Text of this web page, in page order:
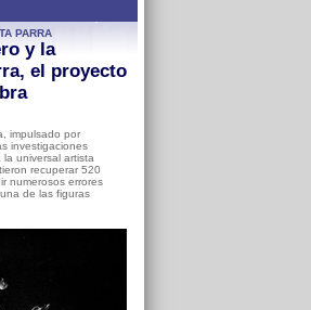
PARRA
y la
el proyecto
impulsado por
investigaciones
universal artista
recuperar 520
numerosos errores
de las figuras